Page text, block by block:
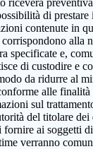
di
contenute in
specificate e,
di custodire e
da ridurre al
alle
sul
del titolare
ai soggetti
verranno